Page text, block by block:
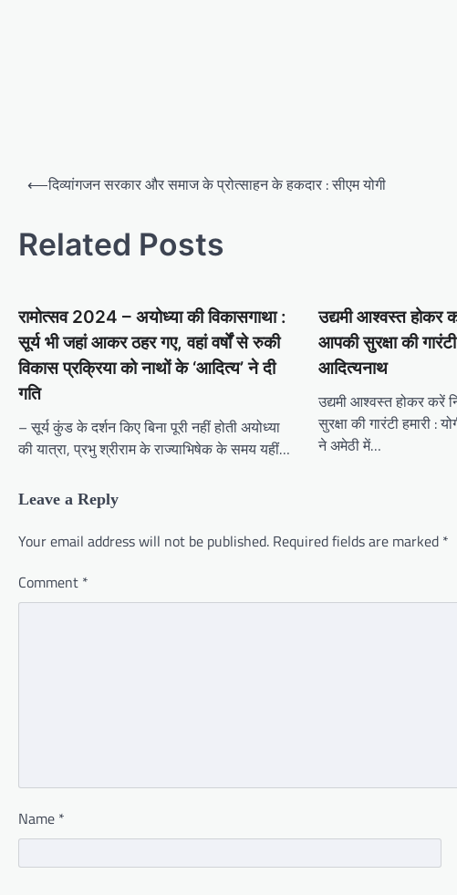
Post
⟵दिव्यांगजन सरकार और समाज के प्रोत्साहन के हकदार : सीएम योगी
Related Posts
रामोत्सव 2024 – अयोध्या की विकासगाथा :
सूर्य भी जहां आकर ठहर गए, वहां वर्षों से रुकी
विकास प्रक्रिया को नाथों के ‘आदित्य’ ने दी
गति
– सूर्य कुंड के दर्शन किए बिना पूरी नहीं होती अयोध्या
की यात्रा, प्रभु श्रीराम के राज्याभिषेक के समय यहीं…
उद्यमी आश्वस्त होकर
आपकी सुरक्षा की गारंटी
आदित्यनाथ
उद्यमी आश्वस्त होकर करें
सुरक्षा की गारंटी हमारी :
ने अमेठी में…
Leave a Reply
Your email address will not be published. Required fields are marked *
Comment *
Name *